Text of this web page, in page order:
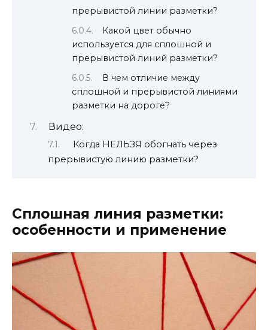
прерывистой линии разметки?
Какой цвет обычно
используется для сплошной и
прерывистой линий разметки?
В чем отличие между
сплошной и прерывистой линиями
разметки на дороге?
Видео:
Когда НЕЛЬЗЯ обогнать через
прерывистую линию разметки?
Сплошная линия разметки:
особенности и применение